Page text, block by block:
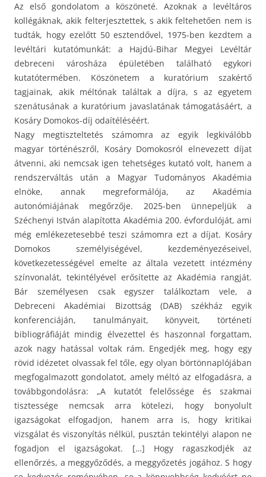
Az első gondolatom a köszöneté. Azoknak a levéltáros
kollégáknak, akik felterjesztettek, s akik feltehetően nem is
tudták, hogy ezelőtt 50 esztendővel, 1975-ben kezdtem a
levéltári kutatómunkát: a Hajdú-Bihar Megyei Levéltár
debreceni városháza épületében található egykori
kutatótermében. Köszönetem a kuratórium szakértő
tagjainak, akik méltónak találtak a díjra, s az egyetem
szenátusának a kuratórium javaslatának támogatásáért, a
Kosáry Domokos-díj odaítéléséért.
Nagy megtiszteltetés számomra az egyik legkiválóbb
magyar történészről, Kosáry Domokosról elnevezett díjat
átvenni, aki nemcsak igen tehetséges kutató volt, hanem a
rendszerváltás után a Magyar Tudományos Akadémia
elnöke, annak megreformálója, az Akadémia
autonómiájának megőrzője. 2025-ben ünnepeljük a
Széchenyi István alapította Akadémia 200. évfordulóját, ami
még emlékezetesebbé teszi számomra ezt a díjat. Kosáry
Domokos személyiségével, kezdeményezéseivel,
következetességével emelte az általa vezetett intézmény
színvonalát, tekintélyével erősítette az Akadémia rangját.
Bár személyesen csak egyszer találkoztam vele, a
Debreceni Akadémiai Bizottság (DAB) székház egyik
konferenciáján, tanulmányait, könyveit, történeti
bibliográfiáját mindig élvezettel és haszonnal forgattam,
azok nagy hatással voltak rám. Engedjék meg, hogy egy
rövid idézetet olvassak fel tőle, egy olyan börtönnaplójában
megfogalmazott gondolatot, amely méltó az elfogadásra, a
továbbgondolásra: „A kutatót felelőssége és szakmai
tisztessége nemcsak arra kötelezi, hogy bonyolult
igazságokat elfogadjon, hanem arra is, hogy kritikai
vizsgálat és viszonyítás nélkül, pusztán tekintélyi alapon ne
fogadjon el igazságokat. […] Hogy ragaszkodjék az
ellenőrzés, a meggyőződés, a meggyőzetés jogához. S hogy